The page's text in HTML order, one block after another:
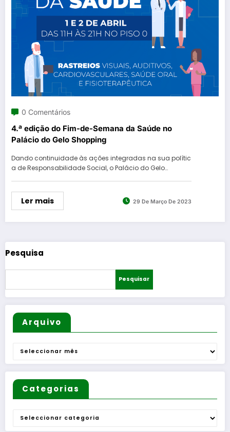
0 Comentários
4.ª edição do Fim-de-Semana da Saúde no
Palácio do Gelo Shopping
Dando continuidade às ações integradas na sua polític
a de Responsabilidade Social, o Palácio do Gelo…
Ler mais 29 De Março De 2023
Pesquisa
Pesquisar
Arquivo
Arquivo
Categorias
Categorias